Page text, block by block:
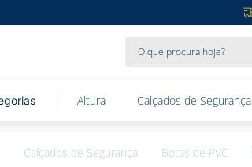
Altura Calçados de Segurança
Calçados de Segurança Botas de PVC